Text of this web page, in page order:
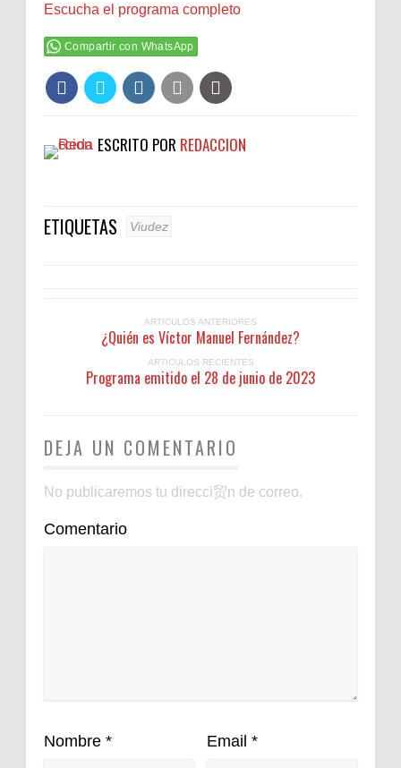
Escucha el programa completo
Compartir con WhatsApp
ESCRITO POR REDACCION
ETIQUETAS Viudez
ARTICULOS ANTERIORES
¿Quién es Víctor Manuel Fernández?
ARTICULOS RECIENTES
Programa emitido el 28 de junio de 2023
DEJA UN COMENTARIO
No publicaremos tu direcci贸n de correo.
Comentario
Nombre * Email *